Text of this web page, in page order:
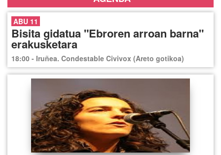
ABU 11
Bisita gidatua "Ebroren arroan barna"
erakusketara
18:00 - Iruñea. Condestable Civivox (Areto gotikoa)